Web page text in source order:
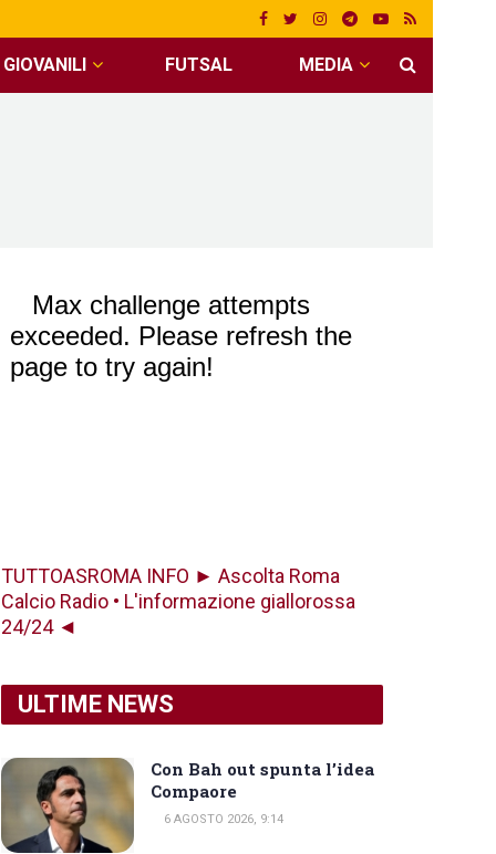
GIOVANILI FUTSAL MEDIA
TUTTOASROMA INFO ► Ascolta Roma
Calcio Radio • L'informazione giallorossa
24/24 ◄
ULTIME NEWS
Con Bah out spunta l’idea
Compaore
6 AGOSTO 2026, 9:14